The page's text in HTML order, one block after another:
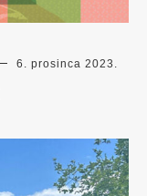
6. prosinca 2023.